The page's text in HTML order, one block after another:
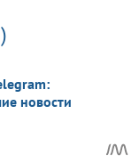
новости